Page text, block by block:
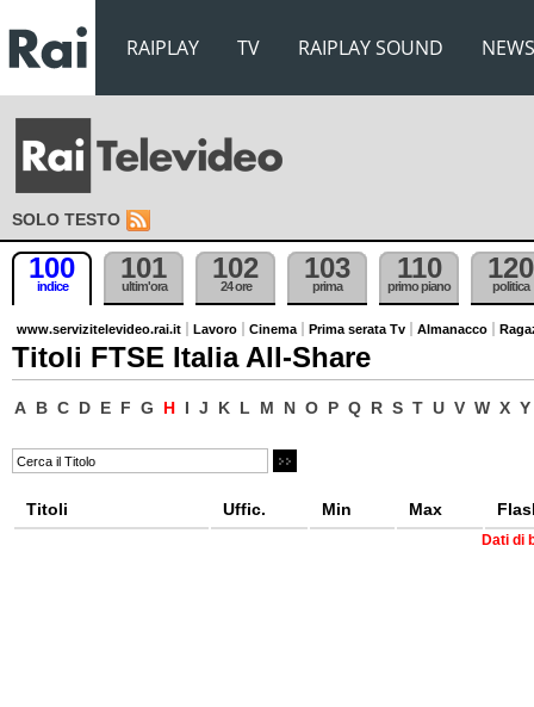
RAIPLAY TV RAIPLAY SOUND NEWS
SOLO TESTO
100
indice
101
ultim'ora
102
24 ore
103
prima
110
primo piano
120
politica
www.servizitelevideo.rai.it Lavoro Cinema Prima serata Tv Almanacco
Titoli FTSE Italia All-Share
A B C D E F G H I J K L M N O P Q R S T U V W X Y
Titoli Uffic. Min Max
Dati di